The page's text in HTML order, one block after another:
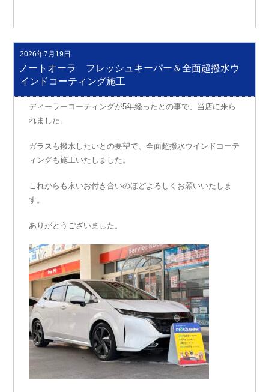
投
稿
2026年7月19日
ノートオーラ フレッシュキーパー＆全面超撥水ウ
インドコーティング施工
ディーラーコーティングが5年経ったとの事で、当店に来ら
れました。
ガラスも撥水したいとの要望で、全面超撥水ウインドコーテ
ィングも施工いたしました。
これからも永いお付き合いのほどよろしくお願いいたしま
す。
ありがとうございました。